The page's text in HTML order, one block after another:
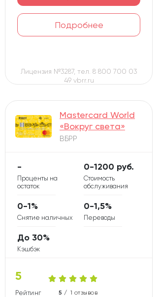
Подробнее
Лицензия №3287, тел. 8 800 700 03
49 vbrr.ru
Mastercard World
«Вокруг света»
ВБРР
5
Рейтинг карты5 / 1 отзывов
Проценты на
остаток
-
Стоимость
обслуживания
0-1200 руб.
Снятие наличных
0-1%
Переводы
0-1,5%
Кэшбэк
До 30%